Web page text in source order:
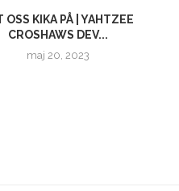
OSS KIKA PÅ | YAHTZEE
CROSHAWS DEV...
maj 20, 2023